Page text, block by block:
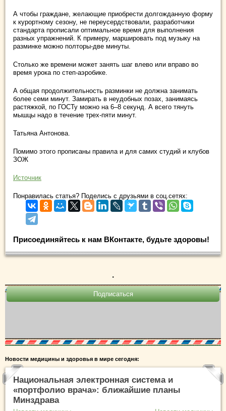
А чтобы граждане, желающие приобрести долгожданную форму
к курортному сезону, не переусердствовали, разработчики
стандарта прописали оптимальное время для выполнения
разных упражнений. К примеру, маршировать под музыку на
разминке можно полторы-две минуты.
Столько же времени может занять шаг влево или вправо во
время урока по степ-аэробике.
А общая продолжительность разминки не должна занимать
более семи минут. Замирать в неудобных позах, занимаясь
растяжкой, по ГОСТу можно на 6–8 секунд. А всего тянуть
мышцы надо в течение трех-пяти минут.
Татьяна Антонова.
Помимо этого прописаны правила и для самих студий и клубов
ЗОЖ
Источник
Понравилась статья? Поделись с друзьями в соц.сетях:
Присоединяйтесь к нам ВКонтакте, будьте здоровы!
.
Новости медицины и здоровья в мире сегодня:
Национальная электронная система и
«портфолио врача»: ближайшие планы
Минздрава